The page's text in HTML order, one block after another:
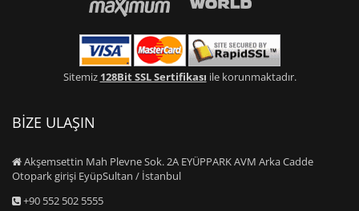
Sitemiz 128Bit SSL Sertifikası ile korunmaktadır.
BİZE ULAŞIN
Akşemsettin Mah Plevne Sok. 2A EYÜPPARK AVM Arka Cadde
Otopark girişi EyüpSultan / İstanbul
+90 552 502 5555